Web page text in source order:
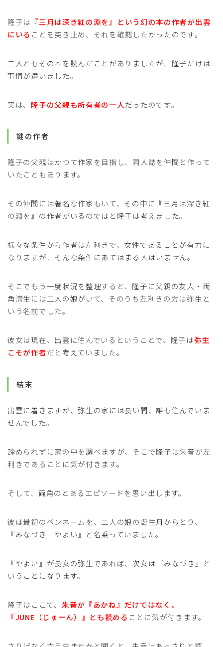
隆子は 『三月は深き紅の淵を』という幻の本の作者が出雲
にいる ことを突き止め、それを確認したかったのです。
二人ともその本を読んだことがありましたが、隆子だけは
事情が違いました。
実は、 隆子の父親も所有者の一人だったのです。
謎の作者
隆子の父親はかつて作家を目指し、同人誌を仲間と作って
いたこともあります。
その仲間には著名な作家もいて、その中に『三月は深き紅
の淵を』の作者がいるのではと隆子は考えました。
様々な条件から作者は左利きで、女性であることが有力に
なりますが、そんな条件にあてはまる人はいません。
そこでもう一度状況を整理すると、隆子に父親の友人・両
角満生には二人の娘がいて、そのうち左利きの方は弥生と
いう名前でした。
彼女は現在、出雲に住んでいるということで、隆子は弥生
こそが作者だと考えていました。
結末
出雲に着きますが、弥生の家には長い間、誰も住んでいま
せんでした。
諦められずに家の中を調べますが、そこで隆子は朱音が左
利きであることに気が付きます。
そして、両角のとあるエピソードを思い出します。
彼は最初のペンネームを、二人の娘の誕生月からとり、
『みなづき やよい』と名乗っていました。
『やよい』が長女の弥生であれば、次女は『みなづき』と
いうことになります。
隆子はここで、 朱音が『あかね』だけではなく、
『JUNE（じゅーん）』とも読める ことに気が付きます。